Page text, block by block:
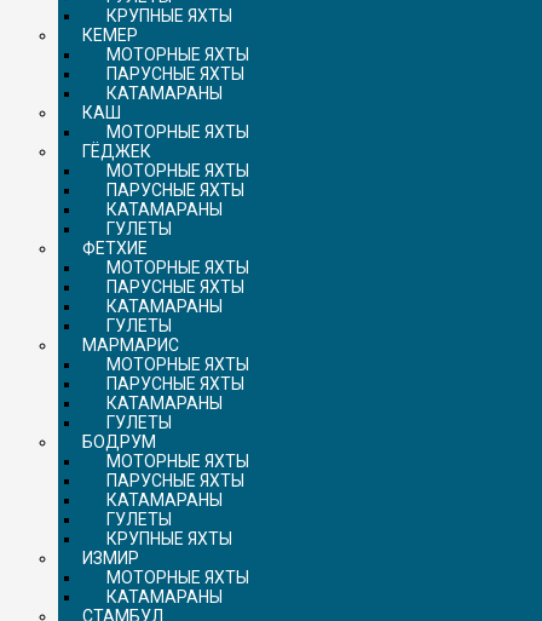
КРУПНЫЕ ЯХТЫ
КЕМЕР
МОТОРНЫЕ ЯХТЫ
ПАРУСНЫЕ ЯХТЫ
КАТАМАРАНЫ
КАШ
МОТОРНЫЕ ЯХТЫ
ГЁДЖЕК
МОТОРНЫЕ ЯХТЫ
ПАРУСНЫЕ ЯХТЫ
КАТАМАРАНЫ
ГУЛЕТЫ
ФЕТХИЕ
МОТОРНЫЕ ЯХТЫ
ПАРУСНЫЕ ЯХТЫ
КАТАМАРАНЫ
ГУЛЕТЫ
МАРМАРИС
МОТОРНЫЕ ЯХТЫ
ПАРУСНЫЕ ЯХТЫ
КАТАМАРАНЫ
ГУЛЕТЫ
БОДРУМ
МОТОРНЫЕ ЯХТЫ
ПАРУСНЫЕ ЯХТЫ
КАТАМАРАНЫ
ГУЛЕТЫ
КРУПНЫЕ ЯХТЫ
ИЗМИР
МОТОРНЫЕ ЯХТЫ
КАТАМАРАНЫ
СТАМБУЛ